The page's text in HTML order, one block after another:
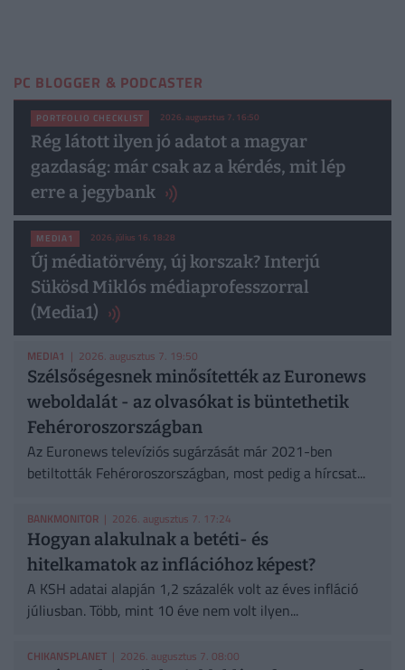
PC BLOGGER & PODCASTER
PORTFOLIO CHECKLIST 2026. augusztus 7. 16:50
Rég látott ilyen jó adatot a magyar
gazdaság: már csak az a kérdés, mit lép
erre a jegybank
MEDIA1 2026. július 16. 18:28
Új médiatörvény, új korszak? Interjú
Sükösd Miklós médiaprofesszorral
(Media1)
MEDIA1 | 2026. augusztus 7. 19:50
Szélsőségesnek minősítették az Euronews
weboldalát - az olvasókat is büntethetik
Fehéroroszországban
Az Euronews televíziós sugárzását már 2021-ben
betiltották Fehéroroszországban, most pedig a hírcsat...
BANKMONITOR | 2026. augusztus 7. 17:24
Hogyan alakulnak a betéti- és
hitelkamatok az inflációhoz képest?
A KSH adatai alapján 1,2 százalék volt az éves infláció
júliusban. Több, mint 10 éve nem volt ilyen...
CHIKANSPLANET | 2026. augusztus 7. 08:00